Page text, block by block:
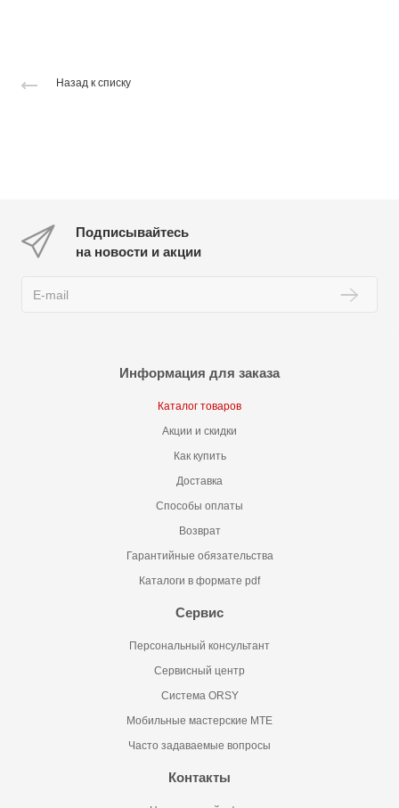
Назад к списку
Подписывайтесь
на новости и акции
Информация для заказа
Каталог товаров
Акции и скидки
Как купить
Доставка
Способы оплаты
Возврат
Гарантийные обязательства
Каталоги в формате pdf
Сервис
Персональный консультант
Сервисный центр
Система ORSY
Мобильные мастерские MTE
Часто задаваемые вопросы
Контакты